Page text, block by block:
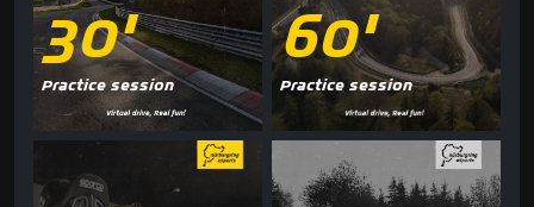
30'
Practice session
60'
Practice session